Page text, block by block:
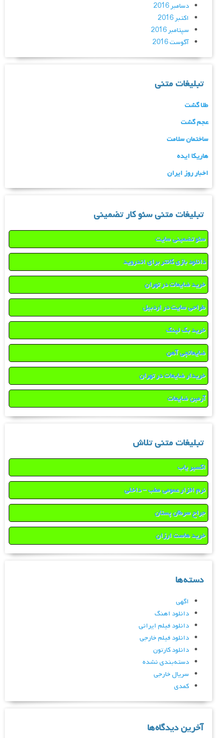
دسامبر 2016
اکتبر 2016
سپتامبر 2016
آگوست 2016
تبلیغات متنی
طلا گشت
عجم گشت
ساختمان سلامت
هاریکا ایده
اخبار روز ایران
تبلیغات متنی سئو کار تضمینی
سئو تضمینی سایت
دانلود بازی کانتر برای اندروید
خرید ضایعات در تهران
طراحی سایت در اردبیل
خرید بک لینک
ضایعاتچی آهن
خریدار ضایعات در تهران
آرمین ضایعات
تبلیغات متنی تلاش
اکسیر یاب
نرم افزار عمومی مطب – داخلی
جراح سرطان پستان
خرید هاست ارزان
دسته‌ها
اگهی
دانلود اهنگ
دانلود فیلم ایرانی
دانلود فیلم خارجی
دانلود کارتون
دسته‌بندی نشده
سریال خارجی
کمدی
آخرین دیدگاه‌ها